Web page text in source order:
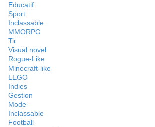
Educatif
Sport
Inclassable
MMORPG
Tir
Visual novel
Rogue-Like
Minecraft-like
LEGO
Indies
Gestion
Mode
Inclassable
Football